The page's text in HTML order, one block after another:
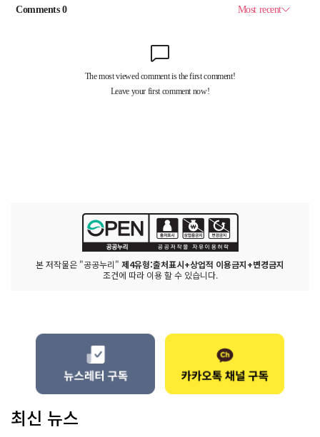
본 저작물은 "공공누리" 제4유형:출처표시+상업적 이용금지+변경금지
조건에 따라 이용 할 수 있습니다.
최신 뉴스